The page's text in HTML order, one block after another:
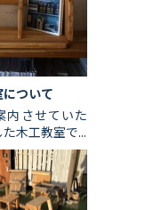
ついて
内させていた
木工教室で...